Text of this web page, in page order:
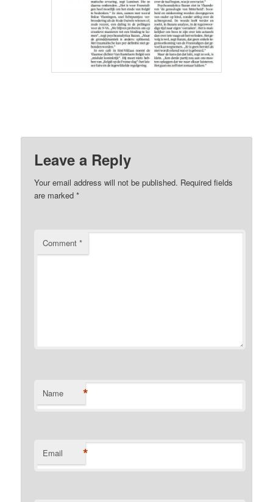
Leave a Reply
Your email address will not be published. Required fields
are marked*
Comment*
Name *
Email *